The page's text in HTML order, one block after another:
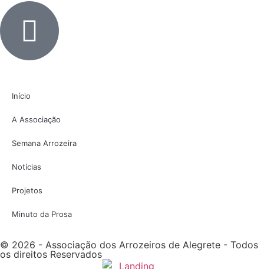
Início
A Associação
Semana Arrozeira
Notícias
Projetos
Minuto da Prosa
© 2026 - Associação dos Arrozeiros de Alegrete - Todos
os direitos Reservados